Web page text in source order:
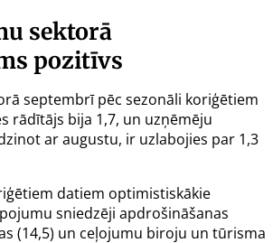
sektorā
pozitīvs
septembrī pēc sezonāli koriģētiem
rādītājs bija 1,7, un uzņēmēju
ar augustu, ir uzlabojies par 1,3
datiem optimistiskākie
sniedzēji apdrošināšanas
(14,5) un ceļojumu biroju un tūrisma